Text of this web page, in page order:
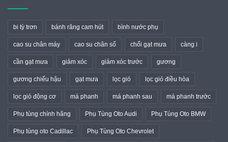
bi tỳ trơn bánh răng cam hút bình nước phụ
cao su chân máy cao su chân số chổi gạt mưa càng i
cần gạt mưa giảm xóc giảm xóc trước gương
gương chiếu hậu gạt mưa lọc gió lọc gió điều hòa
lọc gió động cơ má phanh má phanh sau má phanh trước
Phụ tùng chính hãng Phụ Tùng Oto Audi Phụ Tùng Oto BMW
Phụ tùng oto Cadillac Phụ Tùng Oto Chevrolet